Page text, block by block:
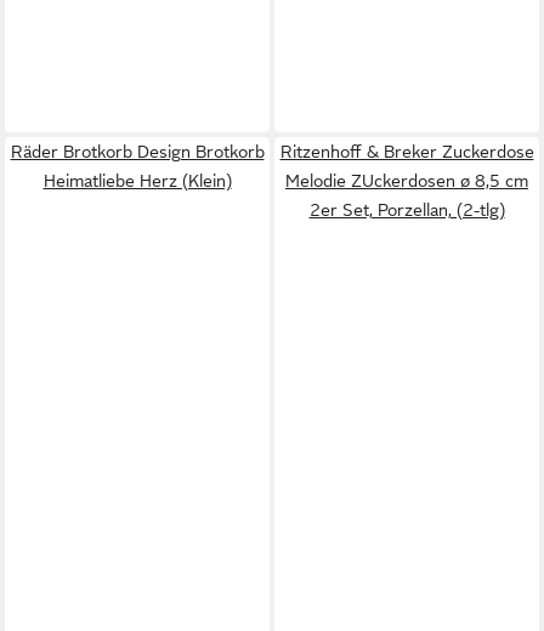
Räder Brotkorb Design Brotkorb
Heimatliebe Herz (Klein)
Ritzenhoff & Breker Zuckerdose
Melodie ZUckerdosen ø 8,5 cm
2er Set, Porzellan, (2-tlg)